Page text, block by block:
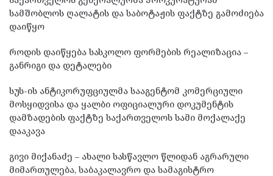
სამშობლოს ღალატის და საბოტაჟის ფაქტზე გამოძიება
დაიწყო
როდის დაიწყება სასკოლო ფორმების რეალიზაცია –
განრიგი და დეტალები
სუს-ის ანტიკორუფციულმა სააგენტომ კომერციული
მოსყიდვისა და ყალბი ოფიციალური დოკუმენტის
დამზადების ფაქტზე საქართველოს სამი მოქალაქე
დააკავა
გივი მიქანაძე – ახალი სასწავლო წლიდან აგრარული
მიმართულება, საბაკალავრო და სამაგისტრო